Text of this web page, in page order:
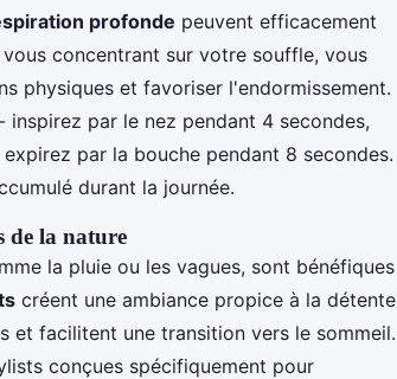
profonde peuvent efficacement
concentrant sur votre souffle, vous
physiques et favoriser l'endormissement.
par le nez pendant 4 secondes,
par la bouche pendant 8 secondes.
durant la journée.
de la nature
la pluie ou les vagues, sont bénéfiques
créent une ambiance propice à la détente
et facilitent une transition vers le sommeil.
conçues spécifiquement pour